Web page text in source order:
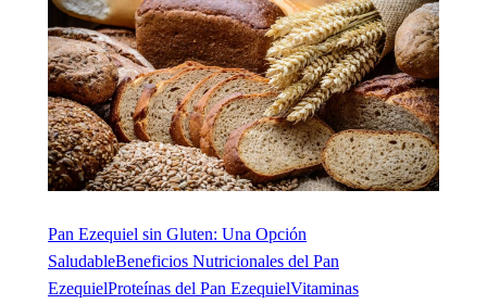
Pan Ezequiel sin Gluten: Una Opción
SaludableBeneficios Nutricionales del Pan
EzequielProteínas del Pan EzequielVitaminas